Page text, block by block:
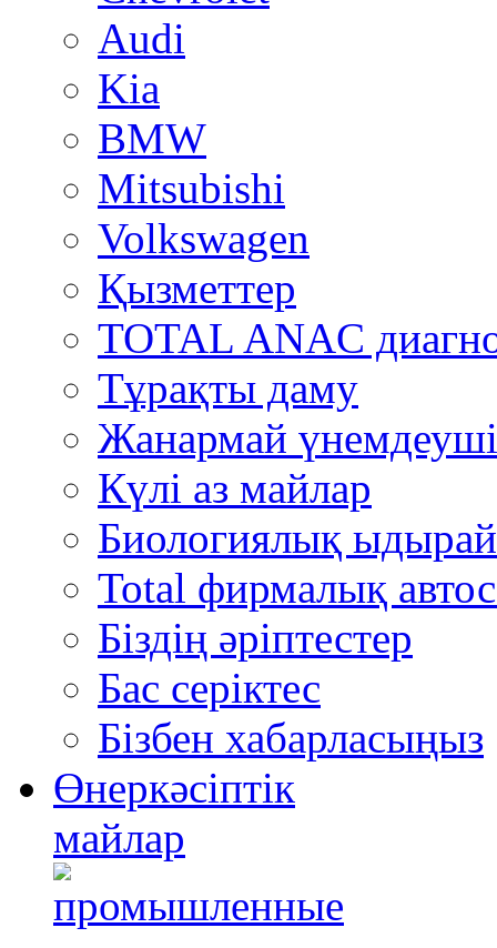
Audi
Kia
BMW
Mitsubishi
Volkswagen
Қызметтер
TOTAL ANAC
Тұрақты даму
Жанармай
Күлі аз майлар
Биологиялық
Total фирмалық
Біздің әріптестер
Бас серіктес
Бізбен хабарласыңыз
Өнеркәсіптік
майлар